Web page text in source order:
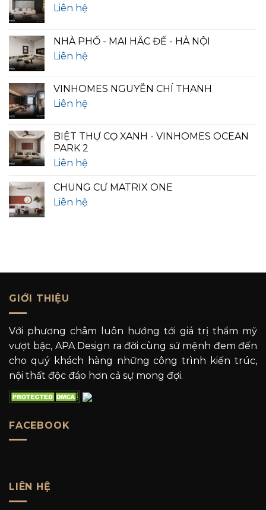
Liên hệ
NHÀ PHỐ - MAI HẮC ĐẾ - HÀ NỘI
Liên hệ
VINHOMES NGUYỄN CHÍ THANH
Liên hệ
BIỆT THỰ CỌ XANH - VINHOMES OCEAN
PARK 2
Liên hệ
CHUNG CƯ MATRIX ONE
Liên hệ
GIỚI THIỆU
Với phương châm luôn hướng tới giá trị thẩm mỹ
vượt bậc, APA Design ra đời cùng sứ mệnh đem đến
cho quý khách hàng những công trình kiến trúc,
nội thất độc đáo hơn cả sự mong đợi.
FACEBOOK
LIÊN HỆ